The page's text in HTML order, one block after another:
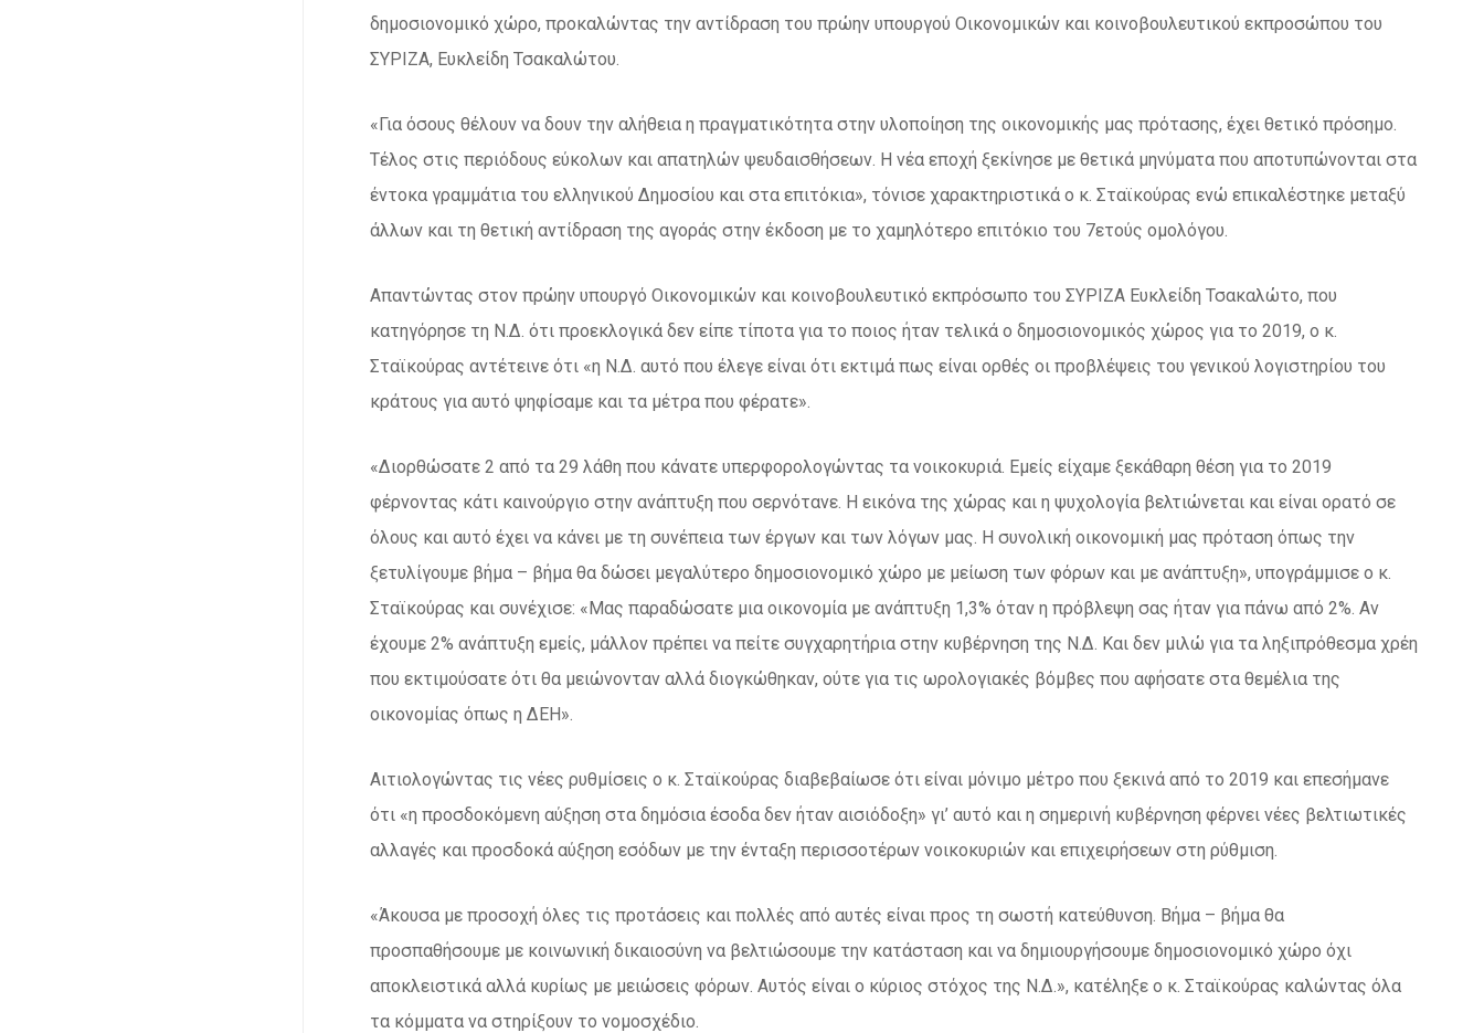
δημοσιονομικό χώρο, προκαλώντας την αντίδραση του πρώην υπουργού Οικονομικών και κοινοβουλευτικού εκπροσώπου του
ΣΥΡΙΖΑ, Ευκλείδη Τσακαλώτου.
«Για όσους θέλουν να δουν την αλήθεια η πραγματικότητα στην υλοποίηση της οικονομικής μας πρότασης, έχει θετικό πρόσημο.
Τέλος στις περιόδους εύκολων και απατηλών ψευδαισθήσεων. Η νέα εποχή ξεκίνησε με θετικά μηνύματα που αποτυπώνονται στα
έντοκα γραμμάτια του ελληνικού Δημοσίου και στα επιτόκια», τόνισε χαρακτηριστικά ο κ. Σταϊκούρας ενώ επικαλέστηκε μεταξύ
άλλων και τη θετική αντίδραση της αγοράς στην έκδοση με το χαμηλότερο επιτόκιο του 7ετούς ομολόγου.
Απαντώντας στον πρώην υπουργό Οικονομικών και κοινοβουλευτικό εκπρόσωπο του ΣΥΡΙΖΑ Ευκλείδη Τσακαλώτο, που
κατηγόρησε τη Ν.Δ. ότι προεκλογικά δεν είπε τίποτα για το ποιος ήταν τελικά ο δημοσιονομικός χώρος για το 2019, ο κ.
Σταϊκούρας αντέτεινε ότι «η Ν.Δ. αυτό που έλεγε είναι ότι εκτιμά πως είναι ορθές οι προβλέψεις του γενικού λογιστηρίου του
κράτους για αυτό ψηφίσαμε και τα μέτρα που φέρατε».
«Διορθώσατε 2 από τα 29 λάθη που κάνατε υπερφορολογώντας τα νοικοκυριά. Εμείς είχαμε ξεκάθαρη θέση για το 2019
φέρνοντας κάτι καινούργιο στην ανάπτυξη που σερνότανε. Η εικόνα της χώρας και η ψυχολογία βελτιώνεται και είναι ορατό σε
όλους και αυτό έχει να κάνει με τη συνέπεια των έργων και των λόγων μας. Η συνολική οικονομική μας πρόταση όπως την
ξετυλίγουμε βήμα – βήμα θα δώσει μεγαλύτερο δημοσιονομικό χώρο με μείωση των φόρων και με ανάπτυξη», υπογράμμισε ο κ.
Σταϊκούρας και συνέχισε: «Μας παραδώσατε μια οικονομία με ανάπτυξη 1,3% όταν η πρόβλεψη σας ήταν για πάνω από 2%. Αν
έχουμε 2% ανάπτυξη εμείς, μάλλον πρέπει να πείτε συγχαρητήρια στην κυβέρνηση της Ν.Δ. Και δεν μιλώ για τα ληξιπρόθεσμα χρέη
που εκτιμούσατε ότι θα μειώνονταν αλλά διογκώθηκαν, ούτε για τις ωρολογιακές βόμβες που αφήσατε στα θεμέλια της
οικονομίας όπως η ΔΕΗ».
Αιτιολογώντας τις νέες ρυθμίσεις ο κ. Σταϊκούρας διαβεβαίωσε ότι είναι μόνιμο μέτρο που ξεκινά από το 2019 και επεσήμανε
ότι «η προσδοκόμενη αύξηση στα δημόσια έσοδα δεν ήταν αισιόδοξη» γι’ αυτό και η σημερινή κυβέρνηση φέρνει νέες βελτιωτικές
αλλαγές και προσδοκά αύξηση εσόδων με την ένταξη περισσοτέρων νοικοκυριών και επιχειρήσεων στη ρύθμιση.
«Άκουσα με προσοχή όλες τις προτάσεις και πολλές από αυτές είναι προς τη σωστή κατεύθυνση. Βήμα – βήμα θα
προσπαθήσουμε με κοινωνική δικαιοσύνη να βελτιώσουμε την κατάσταση και να δημιουργήσουμε δημοσιονομικό χώρο όχι
αποκλειστικά αλλά κυρίως με μειώσεις φόρων. Αυτός είναι ο κύριος στόχος της Ν.Δ.», κατέληξε ο κ. Σταϊκούρας καλώντας όλα
τα κόμματα να στηρίξουν το νομοσχέδιο.